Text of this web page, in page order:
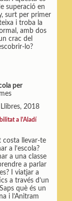
superació en
surt per primer
i troba la
amb dos
crac del
lo?
per
2018
a l'Aladí
costa llevar-te
a l’escola?
a una classe
a parlar
I viatjar a
a través d’un
què és un
i l’Anitram